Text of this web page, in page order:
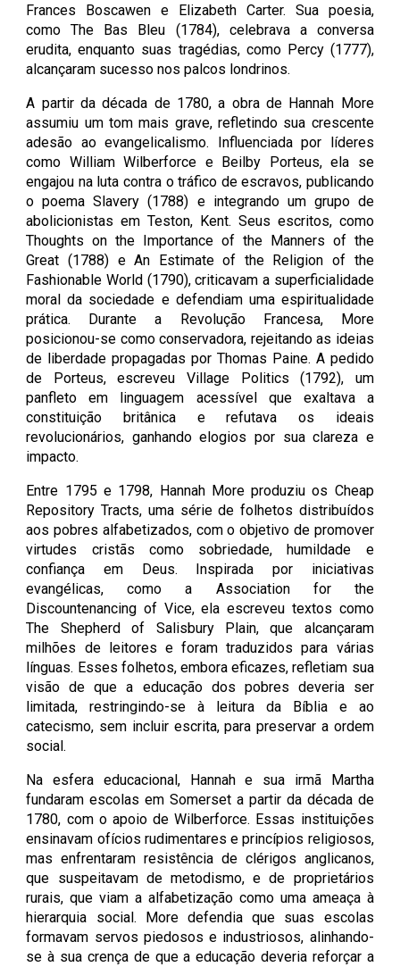
Frances Boscawen e Elizabeth Carter. Sua poesia,
como The Bas Bleu (1784), celebrava a conversa
erudita, enquanto suas tragédias, como Percy (1777),
alcançaram sucesso nos palcos londrinos.
A partir da década de 1780, a obra de Hannah More
assumiu um tom mais grave, refletindo sua crescente
adesão ao evangelicalismo. Influenciada por líderes
como William Wilberforce e Beilby Porteus, ela se
engajou na luta contra o tráfico de escravos, publicando
o poema Slavery (1788) e integrando um grupo de
abolicionistas em Teston, Kent. Seus escritos, como
Thoughts on the Importance of the Manners of the
Great (1788) e An Estimate of the Religion of the
Fashionable World (1790), criticavam a superficialidade
moral da sociedade e defendiam uma espiritualidade
prática. Durante a Revolução Francesa, More
posicionou-se como conservadora, rejeitando as ideias
de liberdade propagadas por Thomas Paine. A pedido
de Porteus, escreveu Village Politics (1792), um
panfleto em linguagem acessível que exaltava a
constituição britânica e refutava os ideais
revolucionários, ganhando elogios por sua clareza e
impacto.
Entre 1795 e 1798, Hannah More produziu os Cheap
Repository Tracts, uma série de folhetos distribuídos
aos pobres alfabetizados, com o objetivo de promover
virtudes cristãs como sobriedade, humildade e
confiança em Deus. Inspirada por iniciativas
evangélicas, como a Association for the
Discountenancing of Vice, ela escreveu textos como
The Shepherd of Salisbury Plain, que alcançaram
milhões de leitores e foram traduzidos para várias
línguas. Esses folhetos, embora eficazes, refletiam sua
visão de que a educação dos pobres deveria ser
limitada, restringindo-se à leitura da Bíblia e ao
catecismo, sem incluir escrita, para preservar a ordem
social.
Na esfera educacional, Hannah e sua irmã Martha
fundaram escolas em Somerset a partir da década de
1780, com o apoio de Wilberforce. Essas instituições
ensinavam ofícios rudimentares e princípios religiosos,
mas enfrentaram resistência de clérigos anglicanos,
que suspeitavam de metodismo, e de proprietários
rurais, que viam a alfabetização como uma ameaça à
hierarquia social. More defendia que suas escolas
formavam servos piedosos e industriosos, alinhando-
se à sua crença de que a educação deveria reforçar a